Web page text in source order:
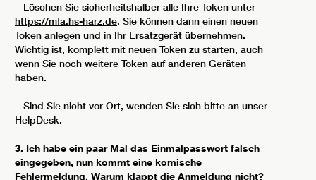
Löschen Sie sicherheitshalber alle Ihre Token unter
https://mfa.hs-harz.de. Sie können dann einen neuen
Token anlegen und in Ihr Ersatzgerät übernehmen.
Wichtig ist, komplett mit neuen Token zu starten, auch
wenn Sie noch weitere Token auf anderen Geräten
haben.
Sind Sie nicht vor Ort, wenden Sie sich bitte an unser
HelpDesk.
3. Ich habe ein paar Mal das Einmalpasswort falsch
eingegeben, nun kommt eine komische
Fehlermeldung. Warum klappt die Anmeldung nicht?